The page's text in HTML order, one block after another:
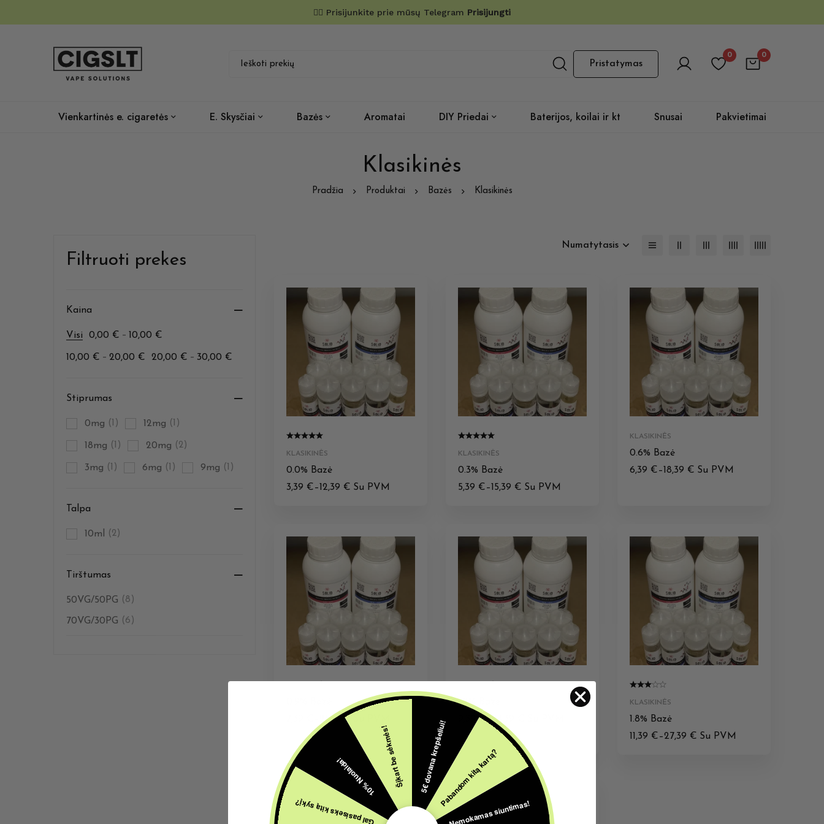
✌🏼 Prisijunkite prie mūsų Telegram Prisijungti
Pristatymas
0 0
Vienkartinės e. cigaretės E. Skysčiai Bazės Aromatai DIY Priedai Baterijos, koilai ir kt Snusai Pakvietimai
Klasikinės
Pradžia Produktai Bazės Klasikinės
Filtruoti prekes
Kaina
Visi 0,00 € – 10,00 €
10,00 € – 20,00 € 20,00 € – 30,00 €
Stiprumas
0mg (1) 12mg (1)
18mg (1) 20mg (2)
3mg (1) 6mg (1) 9mg (1)
Talpa
10ml (2)
Tirštumas
50VG/50PG (8)
70VG/30PG (6)
Numatytasis
KLASIKINĖS
0.0% Bazė
3,39 €–12,39 € Su PVM
KLASIKINĖS
0.3% Bazė
5,39 €–15,39 € Su PVM
KLASIKINĖS
0.6% Bazė
6,39 €–18,39 € Su PVM
21,39 €
1.2% Bazė
9,39€–24,39
KLASIKINĖS
1.8% Bazė
11,39 €–27,39 € Su PVM
IŠPARDUOTA IŠPARDUOTA
5€ dovana krepšeliui!Pabandom kitą kartą?
Nemokamas siuntimas!
Gal pasiseks kitą sykį?
10% Nuolaida!Šįkart be sėkmės!